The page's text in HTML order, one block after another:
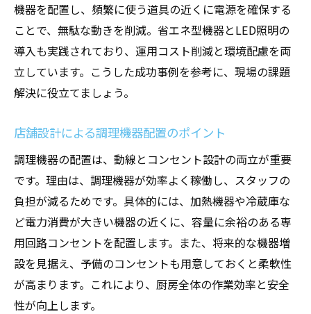
厨房設計の換気や温度管理の工夫
店舗設計で省エネと快適性を両立する方法
スタッフのストレスを減らす配置ポイント
厨房設計で導入したい便利な設備例
法令遵守を意識した安全なコンセント設計
店舗設計で守るべき法令の基本知識
厨房設計に必要な安全対策のポイント
店舗設計で防水・耐熱対策を徹底する方法
安全性を高めるコンセント配置の工夫
厨房設計時の専門家連携の重要性
法令遵守で安心の店舗設計を実現
省エネも叶える厨房コンセントの選び方
機器を配置し、頻繁に使う道具の近くに電源を確保する
ことで、無駄な動きを削減。省エネ型機器とLED照明の
導入も実践されており、運用コスト削減と環境配慮を両
立しています。こうした成功事例を参考に、現場の課題
解決に役立てましょう。
店舗設計による調理機器配置のポイント
調理機器の配置は、動線とコンセント設計の両立が重要
です。理由は、調理機器が効率よく稼働し、スタッフの
負担が減るためです。具体的には、加熱機器や冷蔵庫な
ど電力消費が大きい機器の近くに、容量に余裕のある専
用回路コンセントを配置します。また、将来的な機器増
設を見据え、予備のコンセントも用意しておくと柔軟性
が高まります。これにより、厨房全体の作業効率と安全
性が向上します。